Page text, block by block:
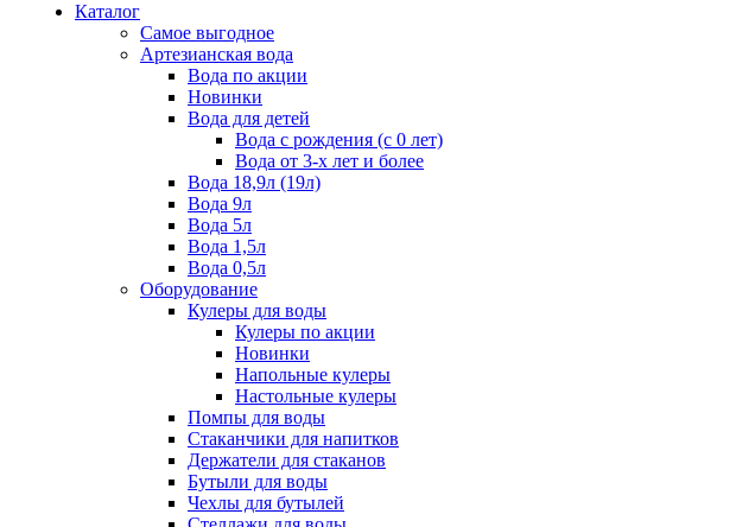
Каталог
Самое выгодное
Артезианская вода
Вода по акции
Новинки
Вода для детей
Вода с рождения (с 0 лет)
Вода от 3-х лет и более
Вода 18,9л (19л)
Вода 9л
Вода 5л
Вода 1,5л
Вода 0,5л
Оборудование
Кулеры для воды
Кулеры по акции
Новинки
Напольные кулеры
Настольные кулеры
Помпы для воды
Стаканчики для напитков
Держатели для стаканов
Бутыли для воды
Чехлы для бутылей